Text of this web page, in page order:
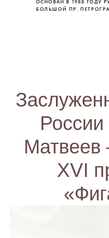
ОСНОВАН В 1988 ГОДУ
БОЛЬШОЙ ПР.
Матвеев
XVI